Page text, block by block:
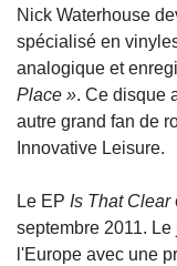
Nick Waterhouse
spécialisé en
analogique et
Place ». Ce disque
autre grand fan de
Innovative Leisure.
Le EP Is That Clear
septembre 2011.
l'Europe avec une